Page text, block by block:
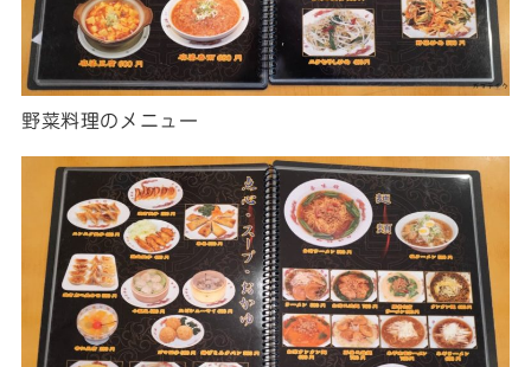
野菜料理のメニュー